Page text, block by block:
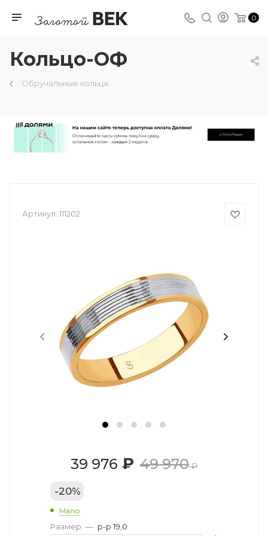
0
Кольцо-ОФ
Обручальные кольца
Артикул: 111202
39 976 ₽ 49 970₽
-20%
Мало
Размер — р-р 19,0